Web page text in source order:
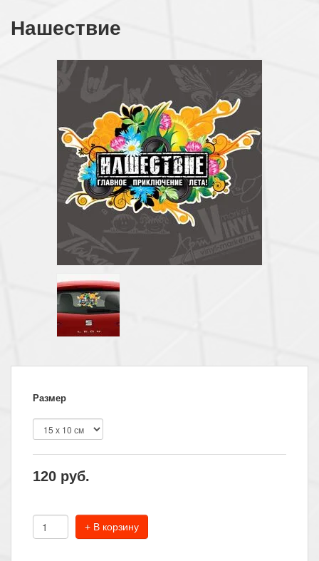
Нашествие
Размер
120 руб.
+ В корзину